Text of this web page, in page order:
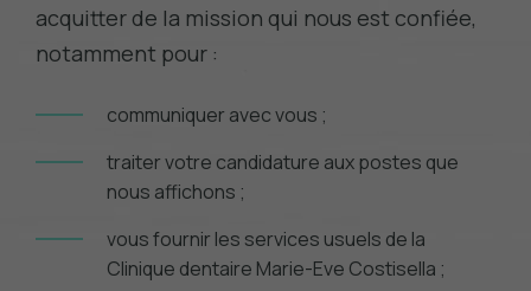
acquitter de la mission qui nous est confiée,
notamment pour :
communiquer avec vous ;
traiter votre candidature aux postes que
nous affichons ;
vous fournir les services usuels de la
Clinique dentaire Marie-Eve Costisella ;